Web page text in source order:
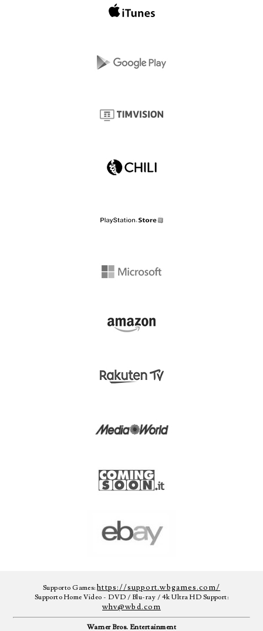
Supporto Games:https://support.wbgames.com/
Supporto Home Video - DVD / Blu-ray / 4k Ultra HD Support:
whv@wbd.com
Warner Bros. Entertainment